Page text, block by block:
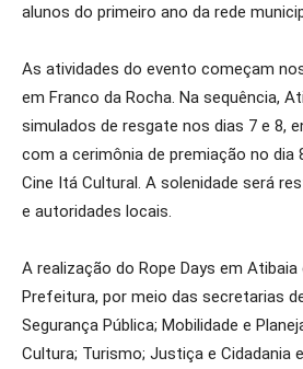
alunos do primeiro ano da rede
As atividades do evento começam
em Franco da Rocha. Na sequência,
simulados de resgate nos dias 7 e 8,
com a cerimônia de premiação no dia
Cine Itá Cultural. A solenidade será
e autoridades locais.
A realização do Rope Days em
Prefeitura, por meio das secretarias
Segurança Pública; Mobilidade e
Cultura; Turismo; Justiça e Cidadania